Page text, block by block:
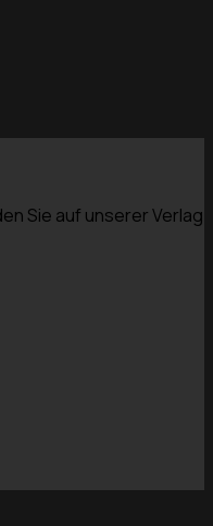
Sie auf unserer Verlag